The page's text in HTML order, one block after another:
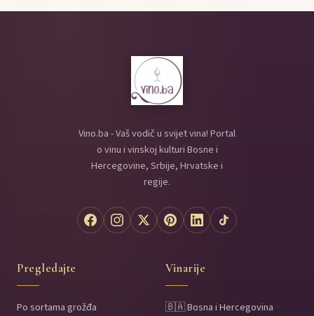
Vino.ba - Vaš vodič u svijet vina! Portal
o vinu i vinskoj kulturi Bosne i
Hercegovine, Srbije, Hrvatske i
regije.
Pregledajte
Po sortama grožđa
Vinarije
🇧🇦 Bosna i Hercegovina